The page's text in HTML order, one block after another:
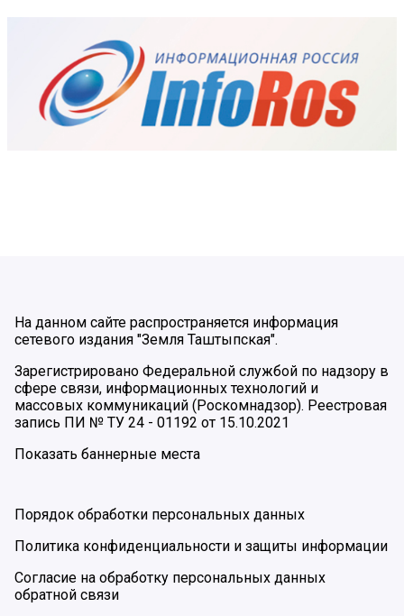
На данном сайте распространяется информация
сетевого издания "Земля Таштыпская".
Зарегистрировано Федеральной службой по надзору в
сфере связи, информационных технологий и
массовых коммуникаций (Роскомнадзор). Реестровая
запись ПИ № ТУ 24 - 01192 от 15.10.2021
Показать баннерные места
Порядок обработки персональных данных
Политика конфиденциальности и защиты информации
Согласие на обработку персональных данных
обратной связи